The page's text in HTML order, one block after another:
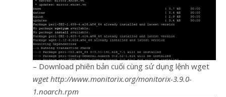
– Download phiên bản cuối cùng sử dụng lệnh wget
wget http://www.monitorix.org/monitorix-3.9.0-
1.noarch.rpm